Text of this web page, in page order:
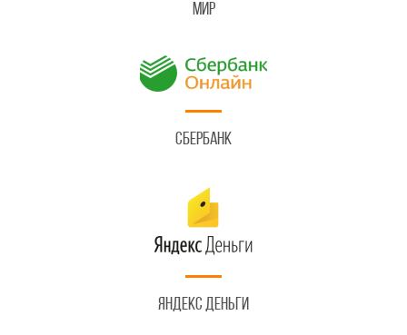
Мир
Сбербанк
Яндекс Деньги